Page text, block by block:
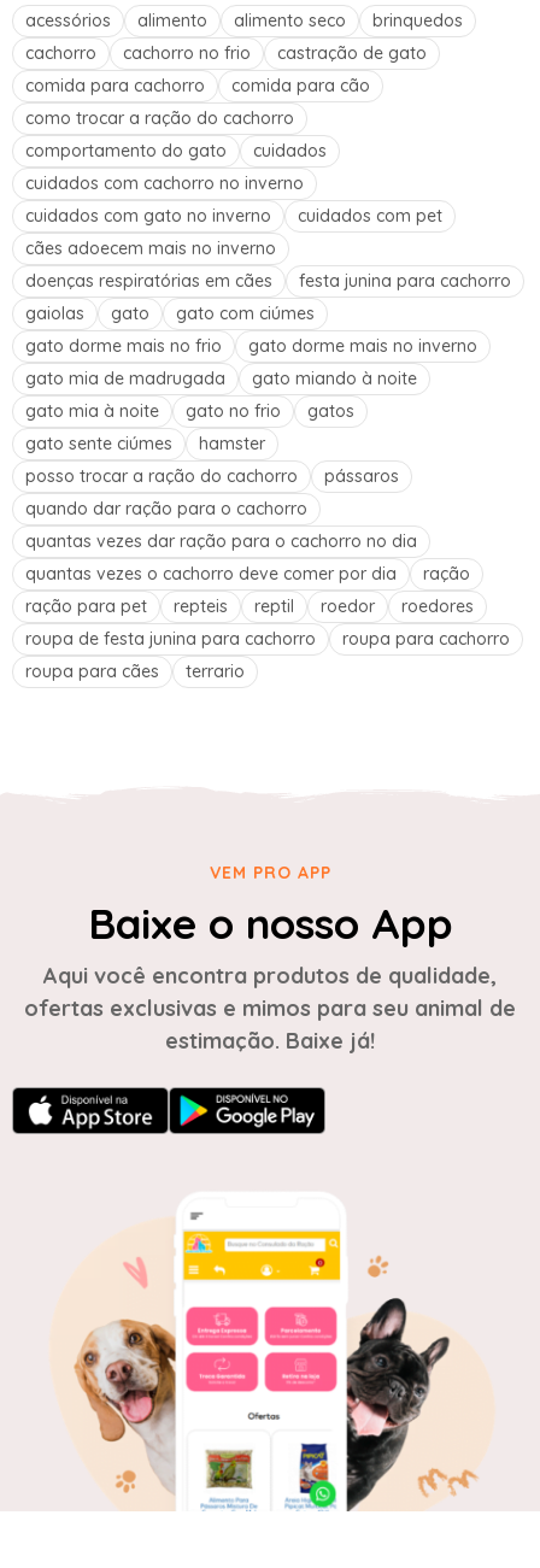
acessórios alimento alimento seco
brinquedos
cachorro
cachorro no frio
castração de gato
comida para cachorro
comida para cão
como trocar a ração do cachorro
comportamento do gato
cuidados
cuidados com cachorro no inverno
cuidados com gato no inverno
cuidados com pet
cães adoecem mais no inverno
doenças respiratórias em cães
festa junina para cachorro
gaiolas
gato
gato com ciúmes
gato dorme mais no frio
gato dorme mais no inverno
gato mia de madrugada
gato miando à noite
gato mia à noite
gato no frio
gatos
gato sente ciúmes
hamster
posso trocar a ração do cachorro
pássaros
quando dar ração para o cachorro
quantas vezes dar ração para o cachorro no dia
quantas vezes o cachorro deve comer por dia
ração
ração para pet
repteis reptil roedor
roedores
roupa de festa junina para cachorro
roupa para cachorro
roupa para cães
terrario
VEM PRO APP
Baixe o nosso App
Aqui você encontra produtos de qualidade,
ofertas exclusivas e mimos para seu animal de
estimação. Baixe já!